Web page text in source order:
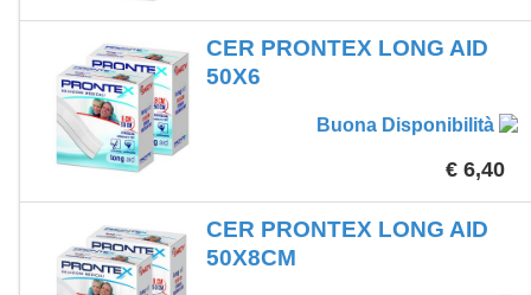
CER PRONTEX LONG AID
50X6
Buona Disponibilità
€ 6,40
CER PRONTEX LONG AID
50X8CM